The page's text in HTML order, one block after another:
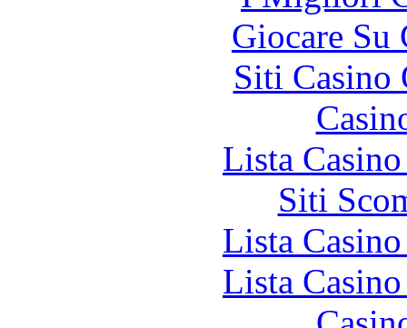
Giocare Su
Siti Casino
Lista
Siti
Lista
Lista